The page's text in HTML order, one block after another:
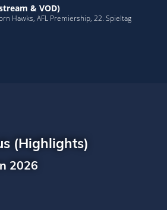
& VOD)
Hawks, AFL Premiership, 22. Spieltag
(Highlights)
2026